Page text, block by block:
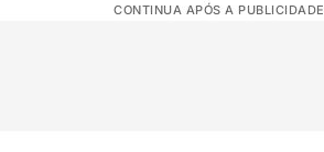
CONTINUA APÓS A PUBLICIDADE